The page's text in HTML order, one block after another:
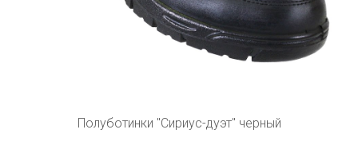
Полуботинки "Сириус-дуэт" черный